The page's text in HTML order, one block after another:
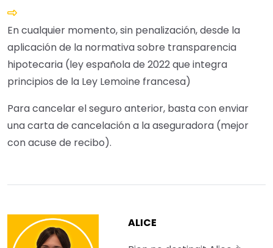
En cualquier momento, sin penalización, desde la
aplicación de la normativa sobre transparencia
hipotecaria (ley española de 2022 que integra
principios de la Ley Lemoine francesa)
Para cancelar el seguro anterior, basta con enviar
una carta de cancelación a la aseguradora (mejor
con acuse de recibo).
ALICE